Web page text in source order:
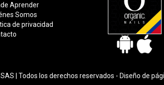
Aprender
Somos
de privacidad
| Todos los derechos reservados - Diseño de